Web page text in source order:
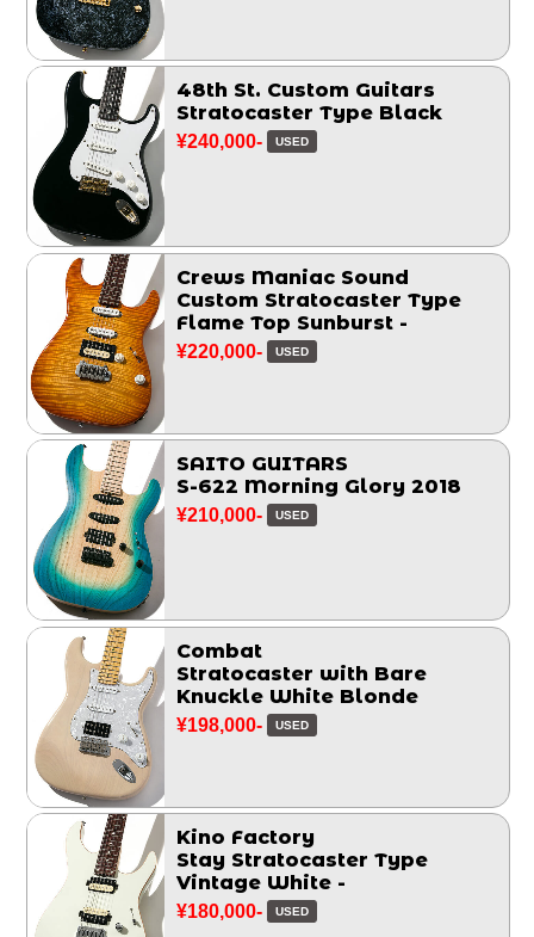
48th St. Custom Guitars
Stratocaster Type Black
¥240,000- USED
Crews Maniac Sound
Custom Stratocaster Type
Flame Top Sunburst -
¥220,000- USED
SAITO GUITARS
S-622 Morning Glory 2018
¥210,000- USED
Combat
Stratocaster with Bare
Knuckle White Blonde
¥198,000- USED
Kino Factory
Stay Stratocaster Type
Vintage White -
¥180,000- USED